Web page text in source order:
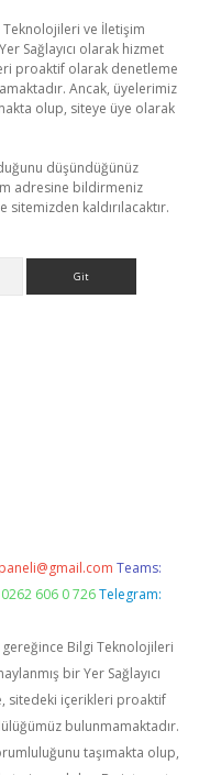
Teknolojileri ve İletişim
Sağlayıcı olarak hizmet
proaktif olarak denetleme
Ancak, üyelerimiz
olup, siteye üye olarak
düşündüğünüz
adresine bildirmeniz
kaldırılacaktır.
Teams:
606 0 726 Telegram:
gereğince Bilgi Teknolojileri
bir Yer Sağlayıcı
sitedeki içerikleri proaktif
bulunmamaktadır.
taşımakta olup,